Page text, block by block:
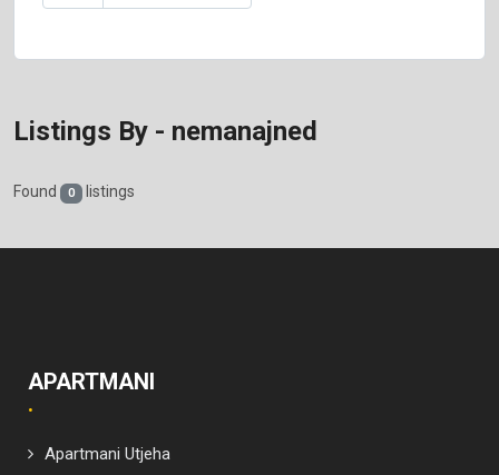
Listings By - nemanajned
Found 0 listings
APARTMANI
Apartmani Utjeha